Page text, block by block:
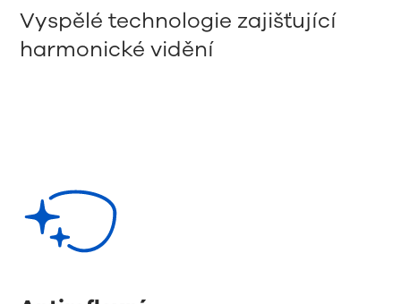
Vyspělé technologie zajišťující
harmonické vidění